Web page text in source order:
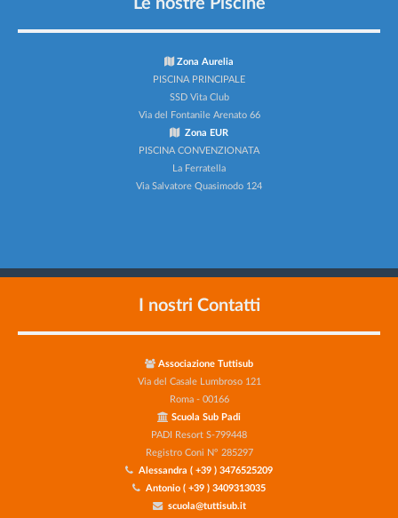
Zona Aurelia
PISCINA PRINCIPALE
SSD Vita Club
Via del Fontanile Arenato 66
Zona EUR
PISCINA CONVENZIONATA
La Ferratella
Via Salvatore Quasimodo 124
I nostri Contatti
Associazione Tuttisub
Via del Casale Lumbroso 121
Roma - 00166
Scuola Sub Padi
PADI Resort S-799448
Registro Coni N° 285297
Alessandra ( +39 ) 3476525209
Antonio ( +39 ) 3409313035
scuola@tuttisub.it